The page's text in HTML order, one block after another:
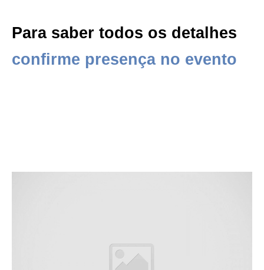
Para saber todos os detalhes
confirme presença no evento